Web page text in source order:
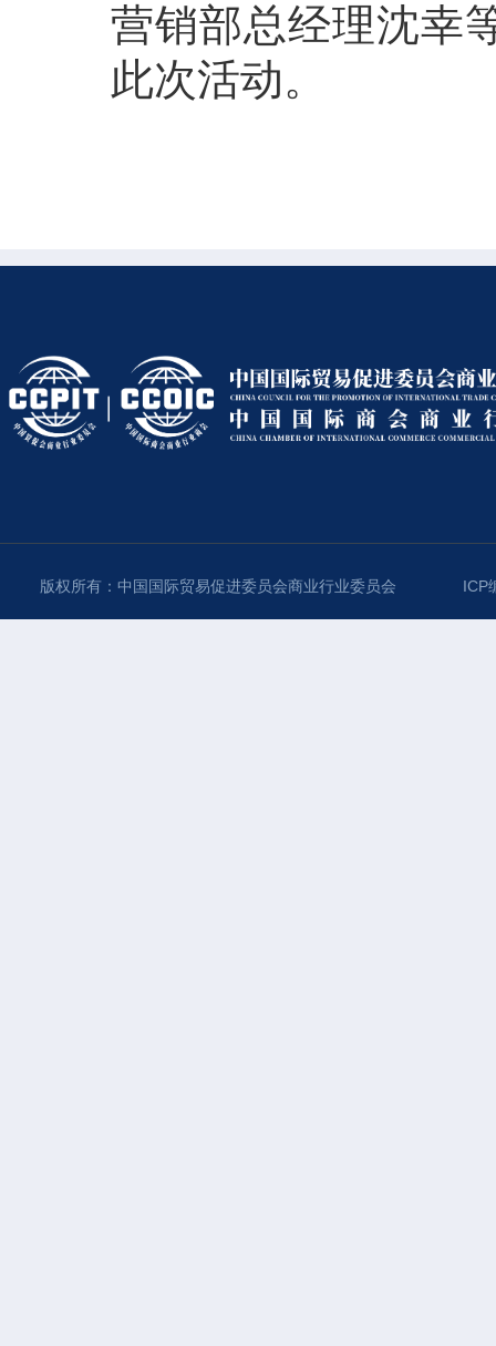
营销部总经理沈幸
此次活动。
版权所有：中国国际贸易促进委员会商业行业委员会 ICP